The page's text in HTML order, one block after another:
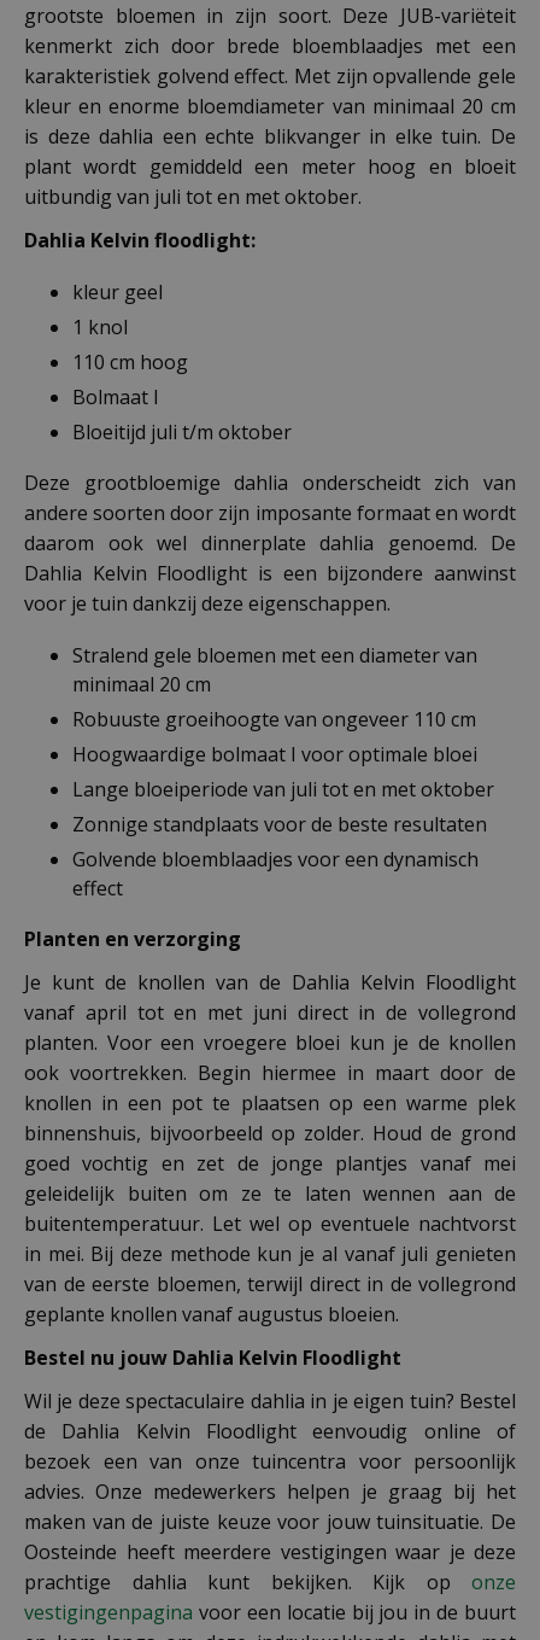
grootste bloemen in zijn soort. Deze JUB-variëteit
kenmerkt zich door brede bloemblaadjes met een
karakteristiek golvend effect. Met zijn opvallende gele
kleur en enorme bloemdiameter van minimaal 20 cm
is deze dahlia een echte blikvanger in elke tuin. De
plant wordt gemiddeld een meter hoog en bloeit
uitbundig van juli tot en met oktober.
Dahlia Kelvin floodlight:
kleur geel
1 knol
110 cm hoog
Bolmaat I
Bloeitijd juli t/m oktober
Deze grootbloemige dahlia onderscheidt zich van
andere soorten door zijn imposante formaat en wordt
daarom ook wel dinnerplate dahlia genoemd. De
Dahlia Kelvin Floodlight is een bijzondere aanwinst
voor je tuin dankzij deze eigenschappen.
Stralend gele bloemen met een diameter van
minimaal 20 cm
Robuuste groeihoogte van ongeveer 110 cm
Hoogwaardige bolmaat I voor optimale bloei
Lange bloeiperiode van juli tot en met oktober
Zonnige standplaats voor de beste resultaten
Golvende bloemblaadjes voor een dynamisch
effect
Planten en verzorging
Je kunt de knollen van de Dahlia Kelvin Floodlight
vanaf april tot en met juni direct in de vollegrond
planten. Voor een vroegere bloei kun je de knollen
ook voortrekken. Begin hiermee in maart door de
knollen in een pot te plaatsen op een warme plek
binnenshuis, bijvoorbeeld op zolder. Houd de grond
goed vochtig en zet de jonge plantjes vanaf mei
geleidelijk buiten om ze te laten wennen aan de
buitentemperatuur. Let wel op eventuele nachtvorst
in mei. Bij deze methode kun je al vanaf juli genieten
van de eerste bloemen, terwijl direct in de vollegrond
geplante knollen vanaf augustus bloeien.
Bestel nu jouw Dahlia Kelvin Floodlight
Wil je deze spectaculaire dahlia in je eigen tuin? Bestel
de Dahlia Kelvin Floodlight eenvoudig online of
bezoek een van onze tuincentra voor persoonlijk
advies. Onze medewerkers helpen je graag bij het
maken van de juiste keuze voor jouw tuinsituatie. De
Oosteinde heeft meerdere vestigingen waar je deze
prachtige dahlia kunt bekijken. Kijk op onze
vestigingenpagina voor een locatie bij jou in de buurt